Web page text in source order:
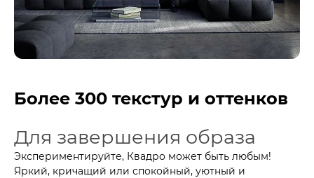
Более 300 текстур и оттенков
Для завершения образа
Экспериментируйте, Квадро может быть любым!
Яркий, кричащий или спокойный, уютный и